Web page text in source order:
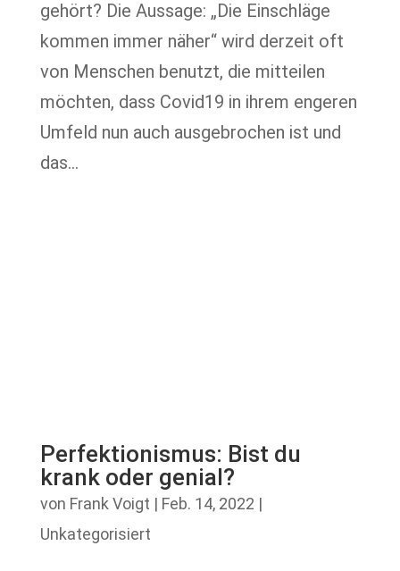
gehört? Die Aussage: „Die Einschläge
kommen immer näher“ wird derzeit oft
von Menschen benutzt, die mitteilen
möchten, dass Covid19 in ihrem engeren
Umfeld nun auch ausgebrochen ist und
das...
Perfektionismus: Bist du
krank oder genial?
von Frank Voigt | Feb. 14, 2022 |
Unkategorisiert